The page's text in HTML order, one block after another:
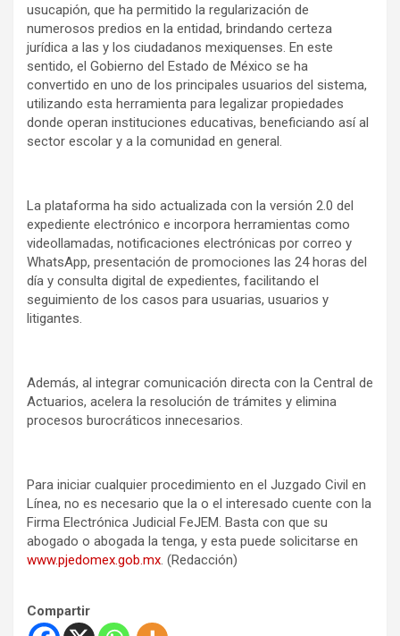
usucapión, que ha permitido la regularización de
numerosos predios en la entidad, brindando certeza
jurídica a las y los ciudadanos mexiquenses. En este
sentido, el Gobierno del Estado de México se ha
convertido en uno de los principales usuarios del sistema,
utilizando esta herramienta para legalizar propiedades
donde operan instituciones educativas, beneficiando así al
sector escolar y a la comunidad en general.
La plataforma ha sido actualizada con la versión 2.0 del
expediente electrónico e incorpora herramientas como
videollamadas, notificaciones electrónicas por correo y
WhatsApp, presentación de promociones las 24 horas del
día y consulta digital de expedientes, facilitando el
seguimiento de los casos para usuarias, usuarios y
litigantes.
Además, al integrar comunicación directa con la Central de
Actuarios, acelera la resolución de trámites y elimina
procesos burocráticos innecesarios.
Para iniciar cualquier procedimiento en el Juzgado Civil en
Línea, no es necesario que la o el interesado cuente con la
Firma Electrónica Judicial FeJEM. Basta con que su
abogado o abogada la tenga, y esta puede solicitarse en
www.pjedomex.gob.mx. (Redacción)
Compartir